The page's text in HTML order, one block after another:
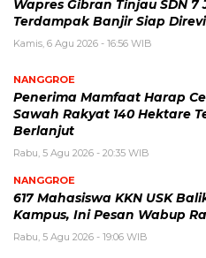
Wapres Gibran Tinjau SDN 7
Terdampak Banjir Siap
Kamis, 6 Agu 2026 - 16:56 WIB
NANGGROE
Penerima Mamfaat Harap
Sawah Rakyat 140 Hektare
Berlanjut
Rabu, 5 Agu 2026 - 20:35 WIB
NANGGROE
617 Mahasiswa KKN USK
Kampus, Ini Pesan Wabup
Rabu, 5 Agu 2026 - 19:06 WIB